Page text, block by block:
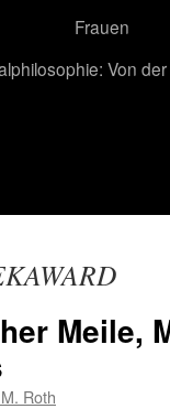
Frauen
Von
Meile,
Roth